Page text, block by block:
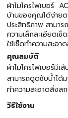
ผ้าไมโครไฟเบอร์
บ้านของคุณได้ง่ายด
ประสิทธิภาพ สามาร
ความเล็กละเอียดเช็
ใช้เช็ดทำความสะอา
คุณสมบัติ
ผ้าไมโครไฟเบอร์มีเ
สามารถดูดซับน้ำได้
ทำความสะอาดสิ่งส
วิธีใช้งาน